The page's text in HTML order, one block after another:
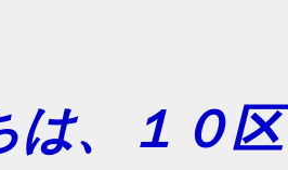
は、１０区